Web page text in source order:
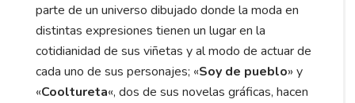
parte de un universo dibujado donde la moda en
distintas expresiones tienen un lugar en la
cotidianidad de sus viñetas y al modo de actuar de
cada uno de sus personajes; «Soy de pueblo» y
«Cooltureta«, dos de sus novelas gráficas, hacen